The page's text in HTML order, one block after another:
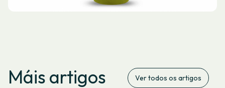
Máis artigos Ver todos os artigos